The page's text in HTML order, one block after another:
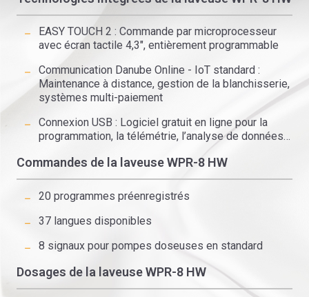
EASY TOUCH 2 : Commande par microprocesseur
avec écran tactile 4,3″, entièrement programmable
Communication Danube Online - IoT standard :
Maintenance à distance, gestion de la blanchisserie,
systèmes multi-paiement
Connexion USB : Logiciel gratuit en ligne pour la
programmation, la télémétrie, l’analyse de données…
Commandes de la laveuse WPR-8 HW
20 programmes préenregistrés
37 langues disponibles
8 signaux pour pompes doseuses en standard
Dosages de la laveuse WPR-8 HW